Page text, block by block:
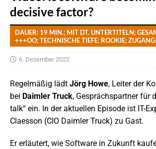
decisive factor?
DAUER: 19 MIN.; MIT DT. UNTERTITELN;
+++OO; TECHNISCHE TIEFE: ROOKIE;
6. Dezember 2022
Regelmäßig lädt Jörg Howe, Leiter der
bei Daimler Truck, Gesprächspartner für
talk“ ein. In der aktuellen Episode ist IT-
Claesson (CIO Daimler Truck) zu Gast.
Er erläutert, wie Software in Zukunft